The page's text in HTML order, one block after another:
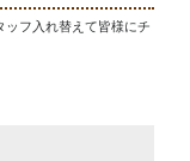
フ入れ替えて皆様にチ